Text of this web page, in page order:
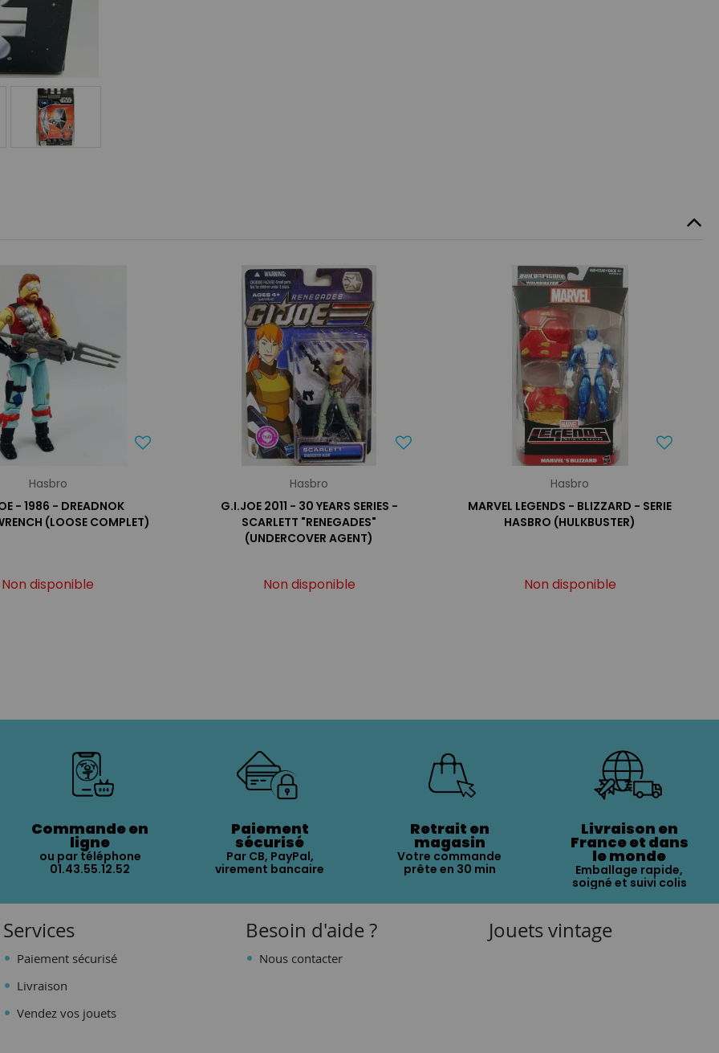
Hasbro
- 1986 - DREADNOK
(LOOSE COMPLET)
Non disponible
Hasbro
G.I.JOE 2011 - 30 YEARS SERIES -
SCARLETT "RENEGADES"
(UNDERCOVER AGENT)
Non disponible
Hasbro
MARVEL LEGENDS - BLIZZARD - SERIE
HASBRO (HULKBUSTER)
Non disponible
Commande en
ligne
ou par téléphone
01.43.55.12.52
Paiement
sécurisé
Par CB, PayPal,
virement bancaire
Retrait en
magasin
Votre commande
prête en 30 min
Livraison en
France et dans
le monde
Emballage rapide,
soigné et suivi colis
Services
Paiement sécurisé
Livraison
Vendez vos jouets
Besoin d'aide ?
Nous contacter
Jouets vintage